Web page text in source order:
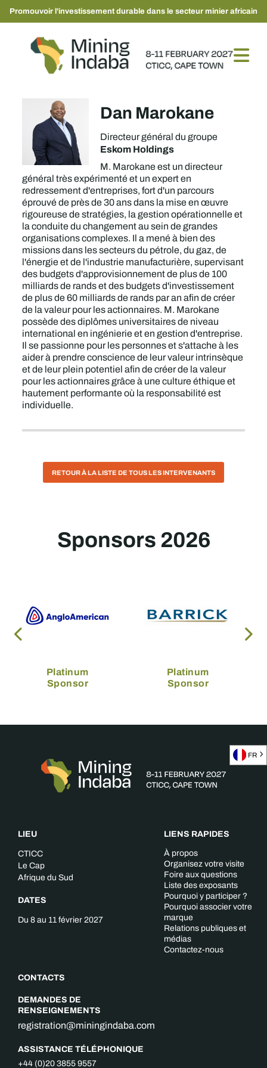
Promouvoir l'investissement durable dans le secteur minier africain
Dan Marokane
Directeur général du groupe
Eskom Holdings
M. Marokane est un directeur
général très expérimenté et un expert en
redressement d'entreprises, fort d'un parcours
éprouvé de près de 30 ans dans la mise en œuvre
rigoureuse de stratégies, la gestion opérationnelle et
la conduite du changement au sein de grandes
organisations complexes. Il a mené à bien des
missions dans les secteurs du pétrole, du gaz, de
l'énergie et de l'industrie manufacturière, supervisant
des budgets d'approvisionnement de plus de 100
milliards de rands et des budgets d'investissement
de plus de 60 milliards de rands par an afin de créer
de la valeur pour les actionnaires. M. Marokane
possède des diplômes universitaires de niveau
international en ingénierie et en gestion d'entreprise.
Il se passionne pour les personnes et s'attache à les
aider à prendre conscience de leur valeur intrinsèque
et de leur plein potentiel afin de créer de la valeur
pour les actionnaires grâce à une culture éthique et
hautement performante où la responsabilité est
individuelle.
RETOUR À LA LISTE DE TOUS LES INTERVENANTS
Sponsors 2026
Platinum
Sponsor
Platinum
Sponsor
LIEU
CTICC
Le Cap
Afrique du Sud
DATES
Du 8 au 11 février 2027
CONTACTS
DEMANDES DE
RENSEIGNEMENTS
registration@miningindaba.com
ASSISTANCE TÉLÉPHONIQUE
+44 (0)20 3855 9557
LIENS RAPIDES
À propos
Organisez votre visite
Foire aux questions
Liste des exposants
Pourquoi y participer ?
Pourquoi associer votre
marque
Relations publiques et
médias
Contactez-nous
FR